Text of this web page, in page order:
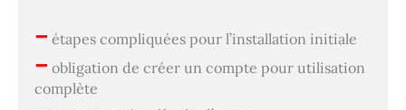
– étapes compliquées pour l’installation initiale
– obligation de créer un compte pour utilisation
complète